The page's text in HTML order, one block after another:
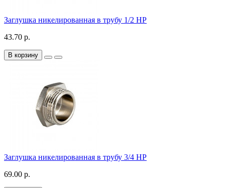
Заглушка никелированная в трубу 1/2 НР
43.70 р.
В корзину
Заглушка никелированная в трубу 3/4 НР
69.00 р.